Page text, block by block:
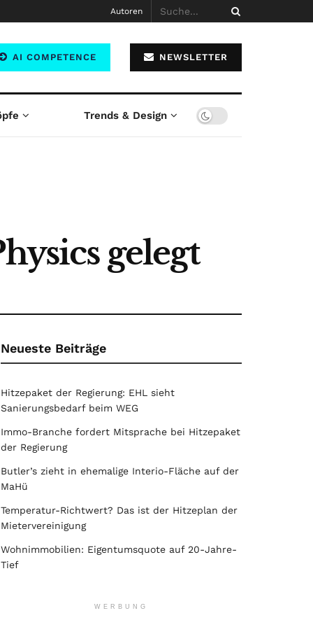
Autoren
AI COMPETENCE NEWSLETTER
Trends & Design
gelegt
Neueste Beiträge
Hitzepaket der Regierung: EHL sieht
Sanierungsbedarf beim WEG
Immo-Branche fordert Mitsprache bei Hitzepaket
der Regierung
Butler’s zieht in ehemalige Interio-Fläche auf der
MaHü
Temperatur-Richtwert? Das ist der Hitzeplan der
Mietervereinigung
Wohnimmobilien: Eigentumsquote auf 20-Jahre-
Tief
WERBUNG